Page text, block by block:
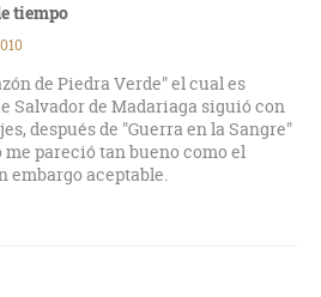
tiempo
de Piedra Verde" el cual es
Salvador de Madariaga siguió con
después de "Guerra en la Sangre"
pareció tan bueno como el
embargo aceptable.